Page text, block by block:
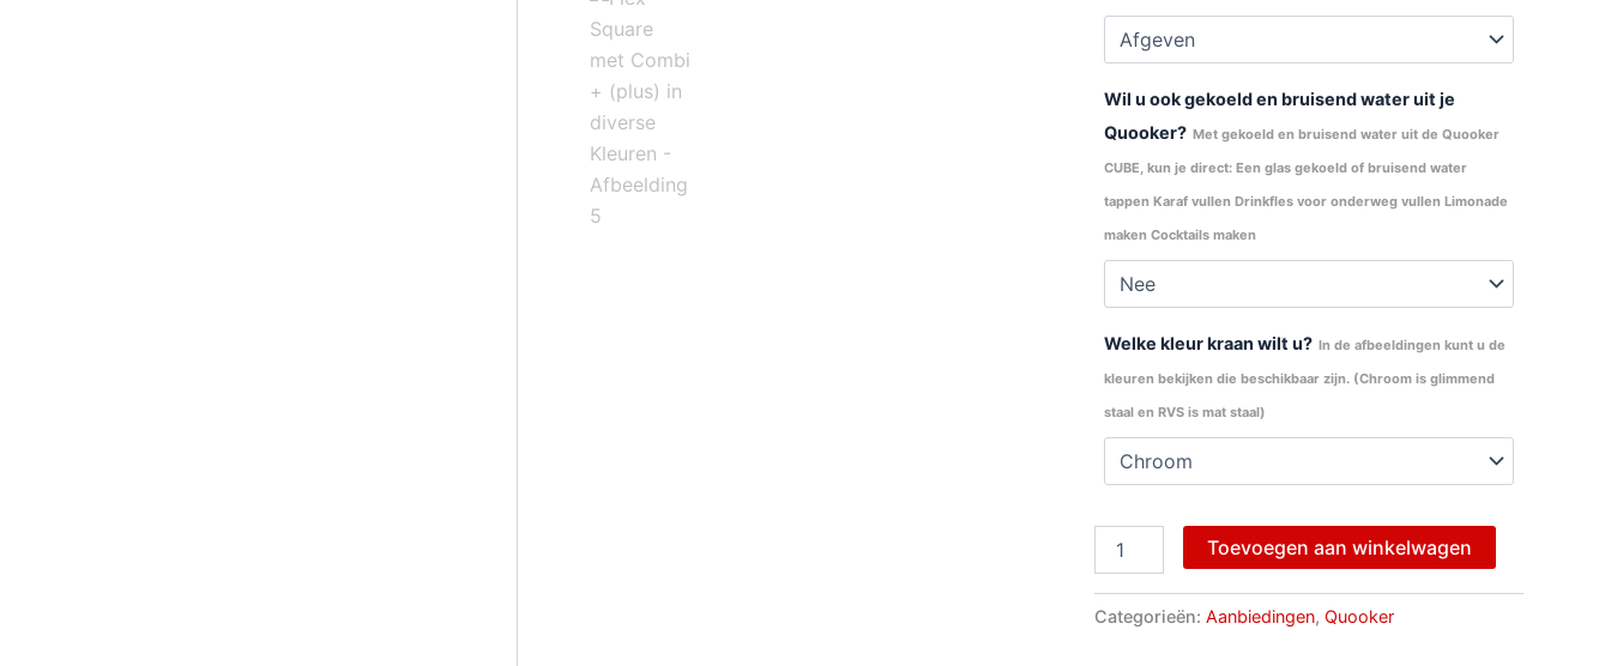
Wil u ook gekoeld en bruisend water uit je
Quooker? Met gekoeld en bruisend water uit de Quooker
CUBE, kun je direct: Een glas gekoeld of bruisend water
tappen Karaf vullen Drinkfles voor onderweg vullen Limonade
maken Cocktails maken
Welke kleur kraan wilt u? In de afbeeldingen kunt u de
kleuren bekijken die beschikbaar zijn. (Chroom is glimmend
staal en RVS is mat staal)
Toevoegen aan winkelwagen
Categorieën: Aanbiedingen, Quooker